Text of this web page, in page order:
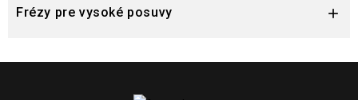
Frézy pre vysoké posuvy 